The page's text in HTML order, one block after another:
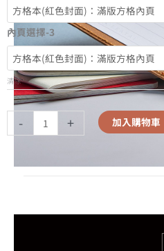
內頁選擇-3
清除
- + 加入購物車